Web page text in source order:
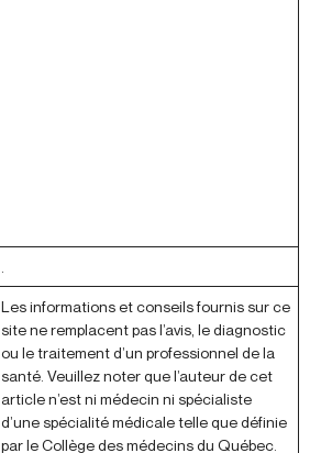
Les informations et conseils fournis sur ce
site ne remplacent pas l’avis, le diagnostic
ou le traitement d’un professionnel de la
santé. Veuillez noter que l’auteur de cet
article n’est ni médecin ni spécialiste
d’une spécialité médicale telle que définie
par le Collège des médecins du Québec.